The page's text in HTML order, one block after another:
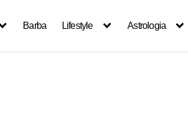
Barba Lifestyle Astrologia